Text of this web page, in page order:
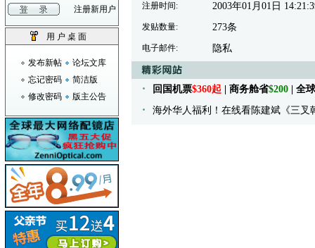
注册新用户
用 户 桌 面
发布新帖
论坛文库
忘记密码
简洁版
修改密码
版主公告
注册时间: 2003年01月01日
发贴数量: 273条
电子邮件: 隐私
回国机票$360起 | 商务舱省$200 | 全
海外华人福利！在线看陈建斌《三